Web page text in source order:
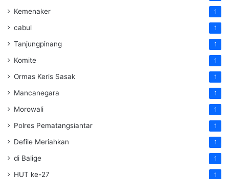
Kemenaker 1
cabul 1
Tanjungpinang 1
Komite 1
Ormas Keris Sasak 1
Mancanegara 1
Morowali 1
Polres Pematangsiantar 1
Defile Meriahkan 1
di Balige 1
HUT ke-27 1